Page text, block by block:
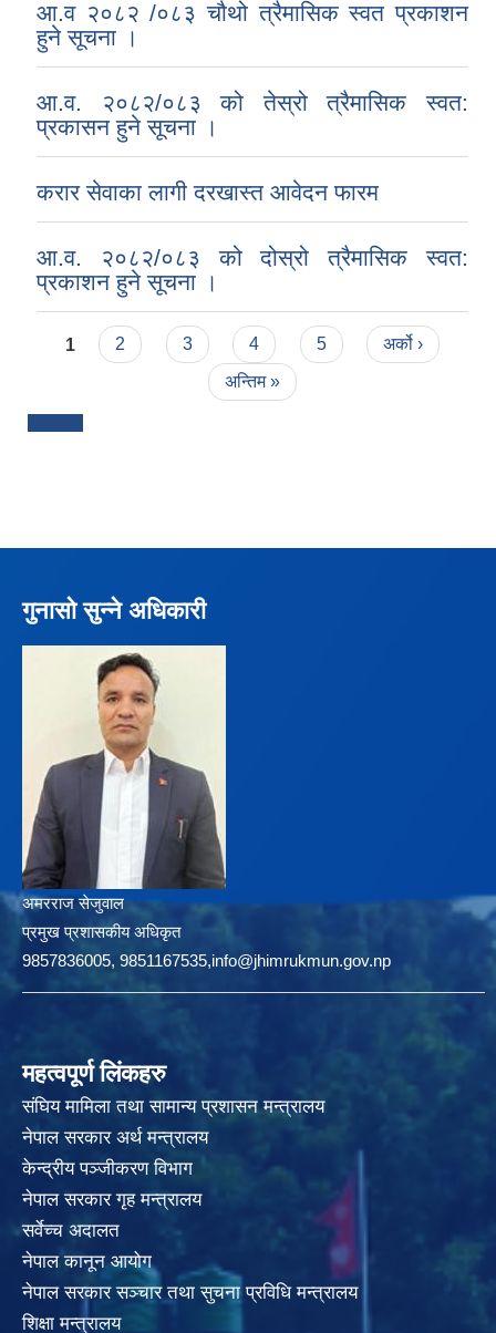
आ.व २०८२ /०८३ चौथो त्रैमासिक स्वत प्रकाशन
हुने सूचना ।
आ.व. २०८२/०८३ को तेस्रो त्रैमासिक स्वत:
प्रकासन हुने सूचना ।
करार सेवाका लागी दरखास्त आवेदन फारम
आ.व. २०८२/०८३ को दोस्रो त्रैमासिक स्वत:
प्रकाशन हुने सूचना ।
Pages
1 2 3 4 5
अर्को ›
अन्तिम »
गुनासो सुन्ने अधिकारी
अमरराज सेजुवाल
प्रमुख प्रशासकीय अधिकृत
9857836005, 9851167535,info@jhimrukmun.gov.np
महत्वपूर्ण लिंकहरु
संघिय मामिला तथा सामान्य प्रशासन मन्त्रालय
नेपाल सरकार अर्थ मन्त्रालय
केन्द्रीय पञ्जीकरण विभाग
नेपाल सरकार गृह मन्त्रालय
सर्वेच्च अदालत
नेपाल कानून आयोग
नेपाल सरकार सञ्चार तथा सुचना प्रविधि मन्त्रालय
शिक्षा मन्त्रालय